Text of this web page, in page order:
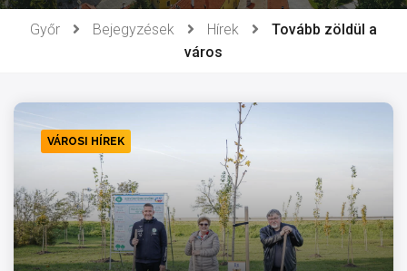
Győr Bejegyzések Hírek
Tovább zöldül a
város
VÁROSI HÍREK